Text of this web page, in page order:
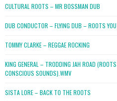
CULTURAL ROOTS – MR BOSSMAN DUB
DUB CONDUCTOR – FLYING DUB – ROOTS
TOMMY CLARKE – REGGAE ROCKING
KING GENERAL – TRODDING JAH ROAD
CONSCIOUS SOUNDS).WMV
SISTA LORE – BACK TO THE ROOTS